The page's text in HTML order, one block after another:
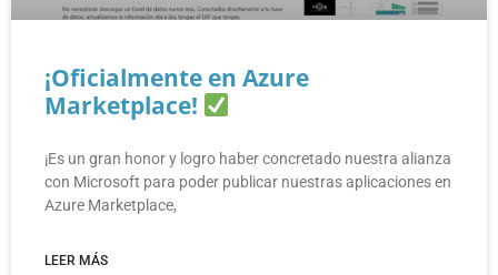
¡Oficialmente en Azure
Marketplace!
¡Es un gran honor y logro haber concretado nuestra alianza
con Microsoft para poder publicar nuestras aplicaciones en
Azure Marketplace,
LEER MÁS